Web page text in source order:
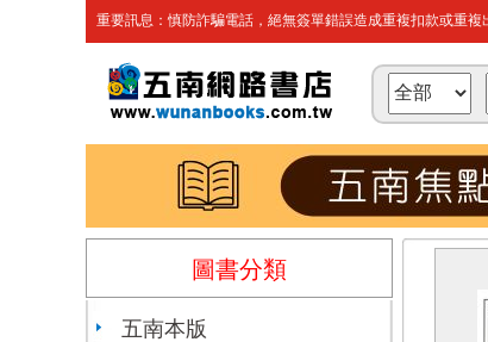
重要訊息：慎防詐騙電話，絕無簽單錯誤造成重複扣款或重複
圖書分類
五南本版